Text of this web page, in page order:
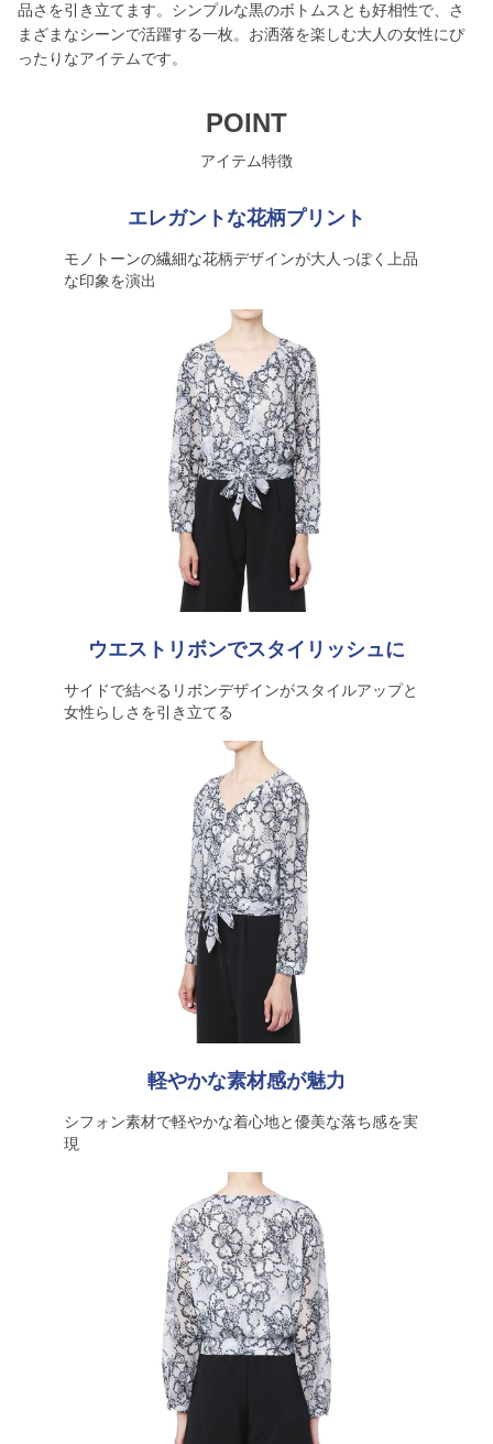
品さを引き立てます。シンプルな黒のボトムスとも好相性で、さ
まざまなシーンで活躍する一枚。お洒落を楽しむ大人の女性にぴ
ったりなアイテムです。
POINT
アイテム特徴
エレガントな花柄プリント
モノトーンの繊細な花柄デザインが大人っぽく上品
な印象を演出
ウエストリボンでスタイリッシュに
サイドで結べるリボンデザインがスタイルアップと
女性らしさを引き立てる
軽やかな素材感が魅力
シフォン素材で軽やかな着心地と優美な落ち感を実
現